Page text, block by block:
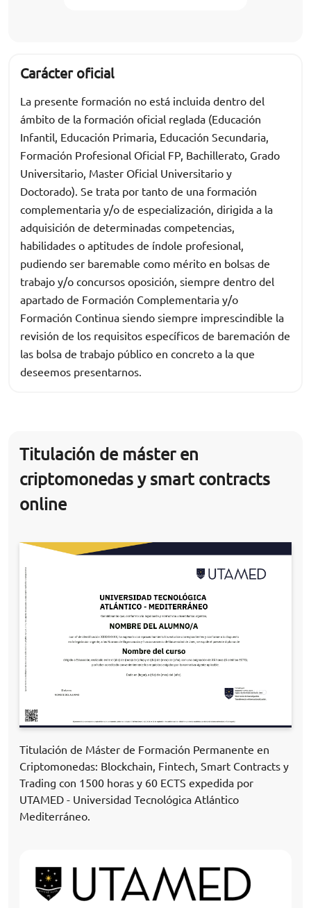
Carácter oficial
La presente formación no está incluida dentro del
ámbito de la formación oficial reglada (Educación
Infantil, Educación Primaria, Educación Secundaria,
Formación Profesional Oficial FP, Bachillerato, Grado
Universitario, Master Oficial Universitario y
Doctorado). Se trata por tanto de una formación
complementaria y/o de especialización, dirigida a la
adquisición de determinadas competencias,
habilidades o aptitudes de índole profesional,
pudiendo ser baremable como mérito en bolsas de
trabajo y/o concursos oposición, siempre dentro del
apartado de Formación Complementaria y/o
Formación Continua siendo siempre imprescindible la
revisión de los requisitos específicos de baremación de
las bolsa de trabajo público en concreto a la que
deseemos presentarnos.
Titulación de máster en
criptomonedas y smart contracts
online
Titulación de Máster de Formación Permanente en
Criptomonedas: Blockchain, Fintech, Smart Contracts y
Trading con 1500 horas y 60 ECTS expedida por
UTAMED - Universidad Tecnológica Atlántico
Mediterráneo.